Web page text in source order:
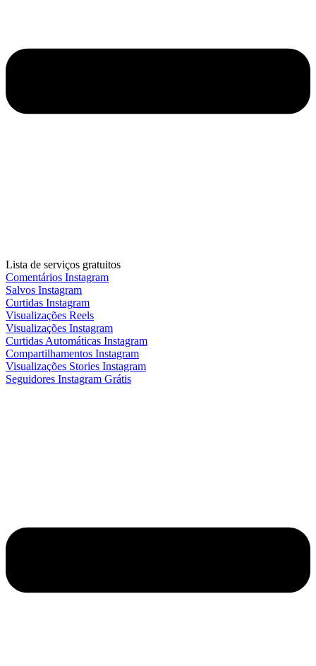
Lista de serviços gratuitos
Comentários Instagram
Salvos Instagram
Curtidas Instagram
Visualizações Reels
Visualizações Instagram
Curtidas Automáticas Instagram
Compartilhamentos Instagram
Visualizações Stories Instagram
Seguidores Instagram Grátis